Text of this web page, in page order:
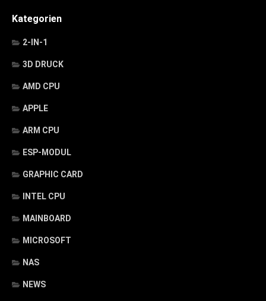
Kategorien
2-IN-1
3D DRUCK
AMD CPU
APPLE
ARM CPU
ESP-MODUL
GRAPHIC CARD
INTEL CPU
MAINBOARD
MICROSOFT
NAS
NEWS